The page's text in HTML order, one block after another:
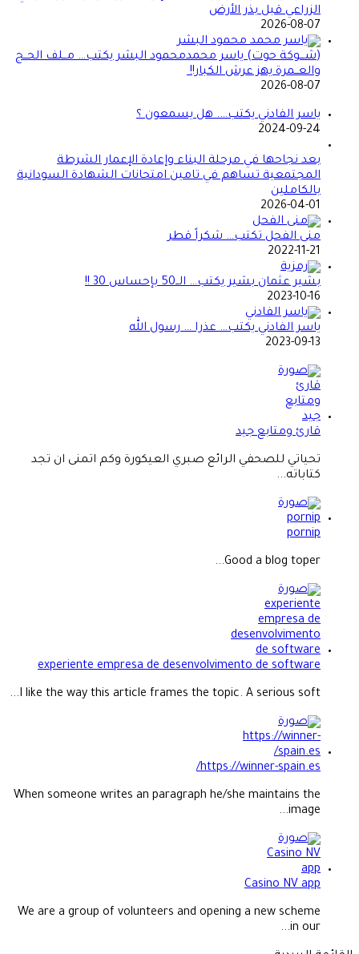
الزراعي قبل بذر الأرض
2026-08-07
(شـــوكة حوت) ياسر محمدمحمود البشر يكتب… مــلف الحــج
والعــمرة يهز عرش الكبار!!
2026-08-07
ياسر الفادني يكتب…. هل يسمعون ؟
2024-09-24
بعد نجاحها في مرحلة البناء وإعادة الإعمار الشرطة
المجتمعية تساهم في تامين امتحانات الشهادة السودانية
بالكاملين
2026-04-01
منى الفحل تكتب… شكراً قطر
2022-11-21
بشير عثمان بشير يكتب… الــ50 بإحساس 30 !!
2023-10-16
ياسر الفادني يكتب… عذرا … رسول الله
2023-09-13
قارئ ومتابع جيد
تحياتي للصحفي الرائع صبري العيكورة وكم اتمنى ان تجد
كتاباته...
pornip
Good a blog toper...
experiente empresa de desenvolvimento de software
I like the way this article frames the topic. A serious soft...
https://winner-spain.es/
When someone writes an paragraph he/she maintains the
image...
Casino NV app
We are a group of volunteers and opening a new scheme
in our...